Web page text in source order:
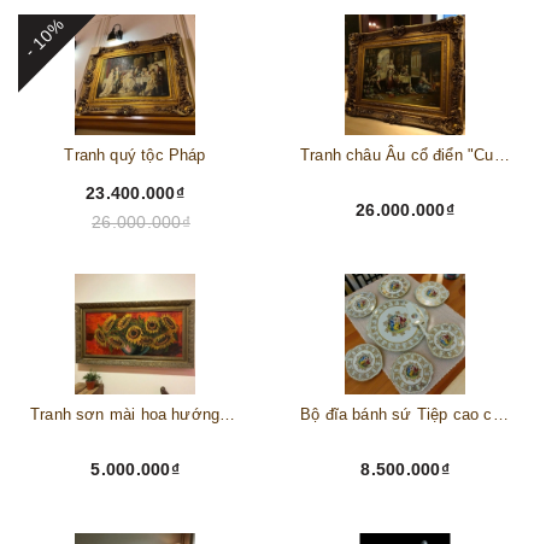
- 10%
Tranh quý tộc Pháp
23.400.000₫
26.000.000₫
Tranh châu Âu cổ điển "Cuộc sống lao động"
26.000.000₫
Tranh sơn mài hoa hướng dương châu Âu
5.000.000₫
Bộ đĩa bánh sứ Tiệp cao cấp – Biểu tượng tinh tế cho bàn tiệc thượng lưu
8.500.000₫